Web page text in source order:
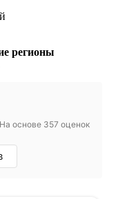
регионы
На основе 357 оценок